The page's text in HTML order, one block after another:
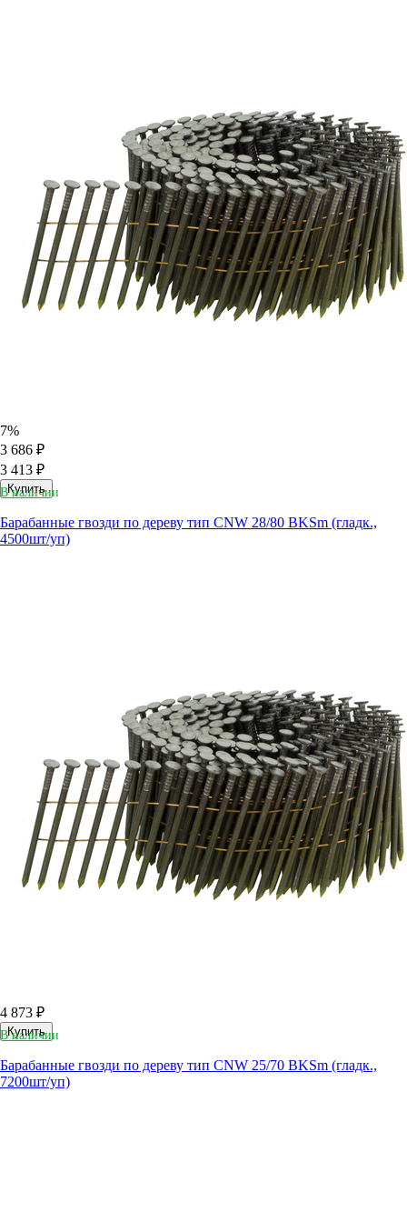
7%
3 686 ₽
3 413 ₽
Купить
В наличии
Барабанные гвозди по дереву тип CNW 28/80 BKSm (гладк.,
4500шт/уп)
4 873 ₽
Купить
В наличии
Барабанные гвозди по дереву тип CNW 25/70 BKSm (гладк.,
7200шт/уп)